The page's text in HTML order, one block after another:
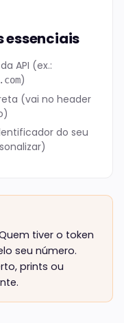
essenciais
API (ex.:
)
(vai no header
do seu
tiver o token
seu número.
prints ou